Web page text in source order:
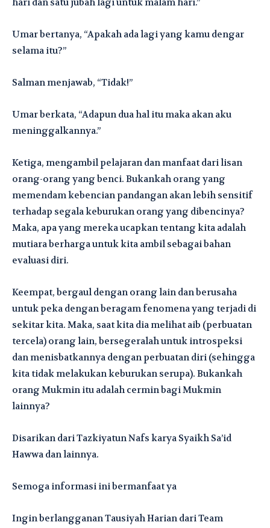
hari dan satu jubah lagi untuk malam hari.”
Umar bertanya, “Apakah ada lagi yang kamu dengar
selama itu?”
Salman menjawab, “Tidak!”
Umar berkata, “Adapun dua hal itu maka akan aku
meninggalkannya.”
Ketiga, mengambil pelajaran dan manfaat dari lisan
orang-orang yang benci. Bukankah orang yang
memendam kebencian pandangan akan lebih sensitif
terhadap segala keburukan orang yang dibencinya?
Maka, apa yang mereka ucapkan tentang kita adalah
mutiara berharga untuk kita ambil sebagai bahan
evaluasi diri.
Keempat, bergaul dengan orang lain dan berusaha
untuk peka dengan beragam fenomena yang terjadi di
sekitar kita. Maka, saat kita dia melihat aib (perbuatan
tercela) orang lain, bersegeralah untuk introspeksi
dan menisbatkannya dengan perbuatan diri (sehingga
kita tidak melakukan keburukan serupa). Bukankah
orang Mukmin itu adalah cermin bagi Mukmin
lainnya?
Disarikan dari Tazkiyatun Nafs karya Syaikh Sa’id
Hawwa dan lainnya.
Semoga informasi ini bermanfaat ya
Ingin berlangganan Tausiyah Harian dari Team